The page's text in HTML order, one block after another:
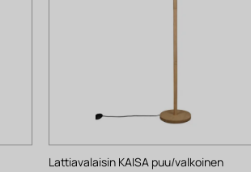
Lattiavalaisin KAISA puu/valkoinen